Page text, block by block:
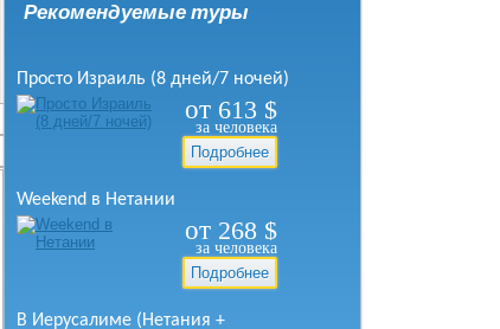
Рекомендуемые туры
Просто Израиль (8 дней/7 ночей)
от 613 $
за человека
Подробнее
Weekend в Нетании
от 268 $
за человека
Подробнее
В Иерусалиме (Нетания +